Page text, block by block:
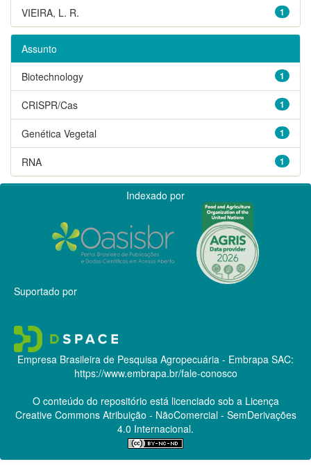
1
VIEIRA, L. R.
Assunto
1
Biotechnology
1
CRISPR/Cas
1
Genética Vegetal
1
RNA
Indexado por
Suportado por
Empresa Brasileira de Pesquisa Agropecuária - Embrapa SAC:
https://www.embrapa.br/fale-conosco
O conteúdo do repositório está licenciado sob a Licença
Creative CommonsAtribuição - NãoComercial - SemDerivações
4.0 Internacional.